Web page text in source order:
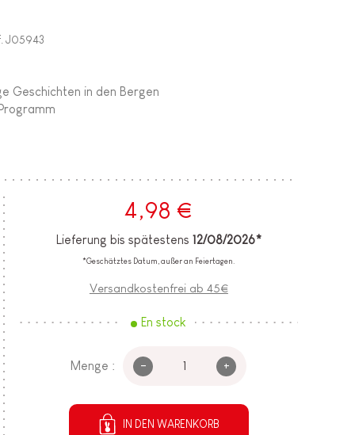
J05943
Geschichten in den Bergen
4,98 €
Lieferung bis spätestens 12/08/2026*
*Geschätztes Datum, außer an Feiertagen.
Versandkostenfrei ab 45€
En stock
Menge : - +
IN DEN WARENKORB